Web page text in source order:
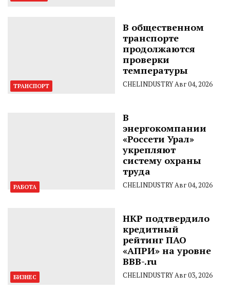
ТРАНСПОРТ
В общественном
транспорте
продолжаются
проверки
температуры
CHELINDUSTRYАвг 04, 2026
РАБОТА
В
энергокомпании
«Россети Урал»
укрепляют
систему охраны
труда
CHELINDUSTRYАвг 04, 2026
БИЗНЕС
НКР подтвердило
кредитный
рейтинг ПАО
«АПРИ» на уровне
BBB-.ru
CHELINDUSTRYАвг 03, 2026